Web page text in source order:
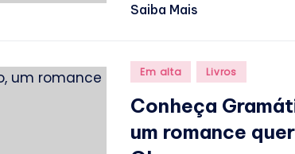
Saiba Mais
Posted
Em alta Livros
Conheça
um romance